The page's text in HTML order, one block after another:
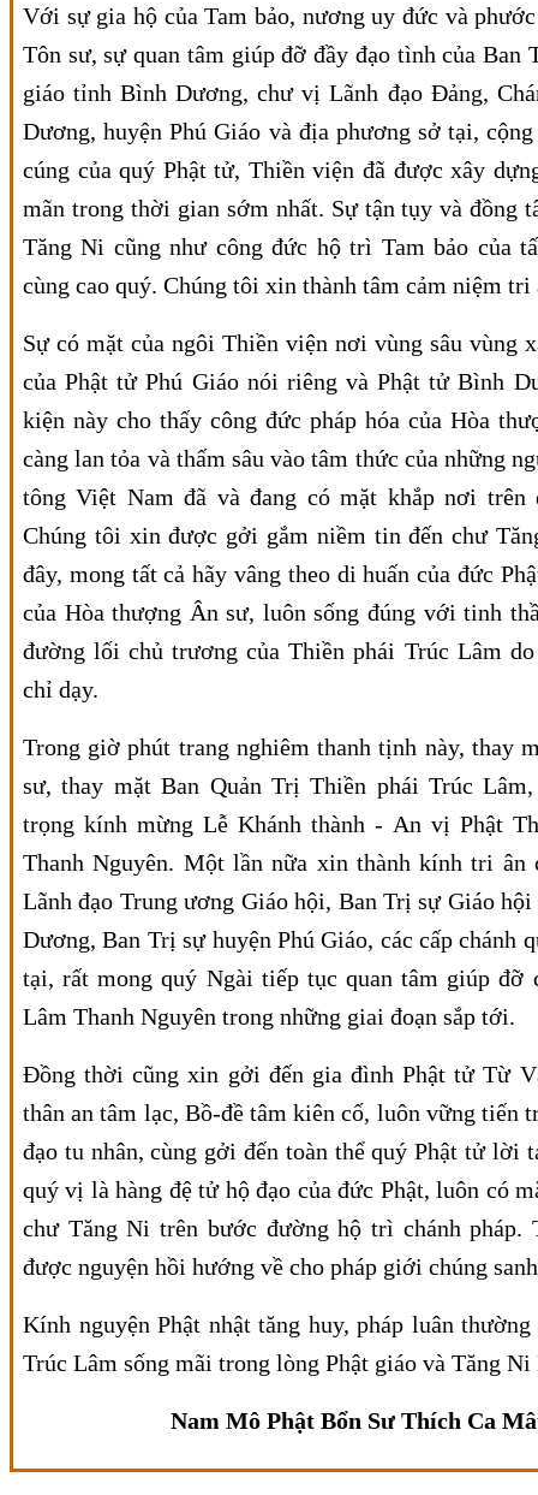
Với sự gia hộ của Tam bảo, nương uy đức và
Tôn sư, sự quan tâm giúp đỡ đầy đạo tình của Ban
giáo tỉnh Bình Dương, chư vị Lãnh đạo Đảng,
Dương, huyện Phú Giáo và địa phương sở tại,
cúng của quý Phật tử, Thiền viện đã được xây
mãn trong thời gian sớm nhất. Sự tận tụy và đồng
Tăng Ni cũng như công đức hộ trì Tam bảo của
cùng cao quý. Chúng tôi xin thành tâm cảm niệm tri
Sự có mặt của ngôi Thiền viện nơi vùng sâu vùng
của Phật tử Phú Giáo nói riêng và Phật tử Bình
kiện này cho thấy công đức pháp hóa của Hòa
càng lan tỏa và thấm sâu vào tâm thức của những
tông Việt Nam đã và đang có mặt khắp nơi trên
Chúng tôi xin được gởi gắm niềm tin đến chư
đây, mong tất cả hãy vâng theo di huấn của đức
của Hòa thượng Ân sư, luôn sống đúng với tinh
đường lối chủ trương của Thiền phái Trúc Lâm
chỉ dạy.
Trong giờ phút trang nghiêm thanh tịnh này, thay
sư, thay mặt Ban Quản Trị Thiền phái Trúc
trọng kính mừng Lễ Khánh thành - An vị Phật
Thanh Nguyên. Một lần nữa xin thành kính tri ân
Lãnh đạo Trung ương Giáo hội, Ban Trị sự Giáo
Dương, Ban Trị sự huyện Phú Giáo, các cấp chánh
tại, rất mong quý Ngài tiếp tục quan tâm giúp đỡ
Lâm Thanh Nguyên trong những giai đoạn sắp tới.
Đồng thời cũng xin gởi đến gia đình Phật tử Từ
thân an tâm lạc, Bồ-đề tâm kiên cố, luôn vững tiến
đạo tu nhân, cùng gởi đến toàn thể quý Phật tử lời
quý vị là hàng đệ tử hộ đạo của đức Phật, luôn có
chư Tăng Ni trên bước đường hộ trì chánh pháp.
được nguyện hồi hướng về cho pháp giới chúng
Kính nguyện Phật nhật tăng huy, pháp luân
Trúc Lâm sống mãi trong lòng Phật giáo và Tăng
Nam Mô Phật Bổn Sư Thích Ca